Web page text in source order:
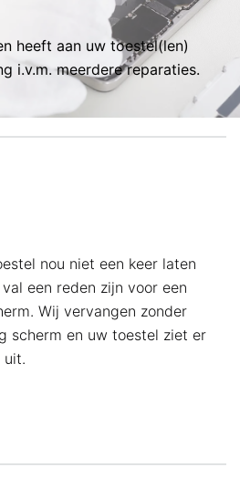
heeft aan uw toestel(len)
i.v.m. meerdere reparaties.
nou niet een keer laten
een reden zijn voor een
Wij vervangen zonder
scherm en uw toestel ziet er
uit.